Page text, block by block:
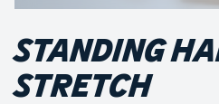
STANDING
STRETCH